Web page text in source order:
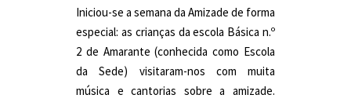
Iniciou-se a semana da Amizade de forma
especial: as crianças da escola Básica n.º
2 de Amarante (conhecida como Escola
da Sede) visitaram-nos com muita
música e cantorias sobre a amizade.